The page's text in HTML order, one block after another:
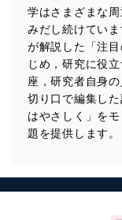
学はさまざまな
みだし続けてい
が解説した「注
じめ，研究に役
座，研究者自身
切り口で編集し
はやさしく」を
題を提供します。